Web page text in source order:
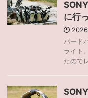
に行
バード
ライト
たので